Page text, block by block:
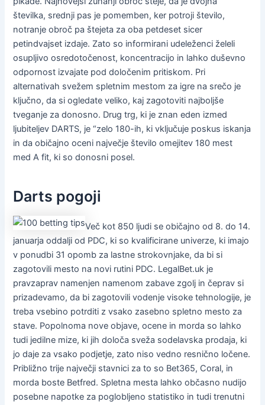
številka, srednji pas je pomemben, ker potroji število,
notranje obroč pa štejeta za oba petdeset sicer
petindvajset izdaje. Zato so informirani udeleženci želeli
osupljivo osredotočenost, koncentracijo in lahko duševno
odpornost izvajate pod določenim pritiskom. Pri
alternativah svežem spletnim mestom za igre na srečo je
ključno, da si ogledate veliko, kaj zagotoviti najboljše
tveganje za donosno. Drug trg, ki je znan eden izmed
ljubiteljev DARTS, je “zelo 180-ih, ki vključuje poskus iskanja
in da običajno oceni največje število omejitev 180 mest
med A fit, ki so donosni posel.
Darts pogoji
Več kot 850 ljudi se običajno od 8. do 14.
januarja oddalji od PDC, ki so kvalificirane univerze, ki imajo
v ponudbi 31 opomb za lastne strokovnjake, da bi si
zagotovili mesto na novi rutini PDC. LegalBet.uk je
pravzaprav namenjen namenom zabave zgolj in čeprav si
prizadevamo, da bi zagotovili vodenje visoke tehnologije, je
treba vsebino potrditi z vsako zasebno spletno mesto za
stave. Popolnoma nove objave, ocene in morda so lahko
tudi jedilne mize, ki jih določa sveža sodelavska prodaja, ki
jo daje za vsako podjetje, zato niso vedno resnično ločene.
Približno trije največji stavnici za to so Bet365, Coral, in
morda boste Betfred. Spletna mesta lahko občasno nudijo
posebne napotke za poglobljeno statistiko in tudi trenutni